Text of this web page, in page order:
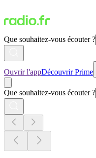
Que souhaitez-vous écouter ?
Ouvrir l'appDécouvrir Prime
Que souhaitez-vous écouter ?